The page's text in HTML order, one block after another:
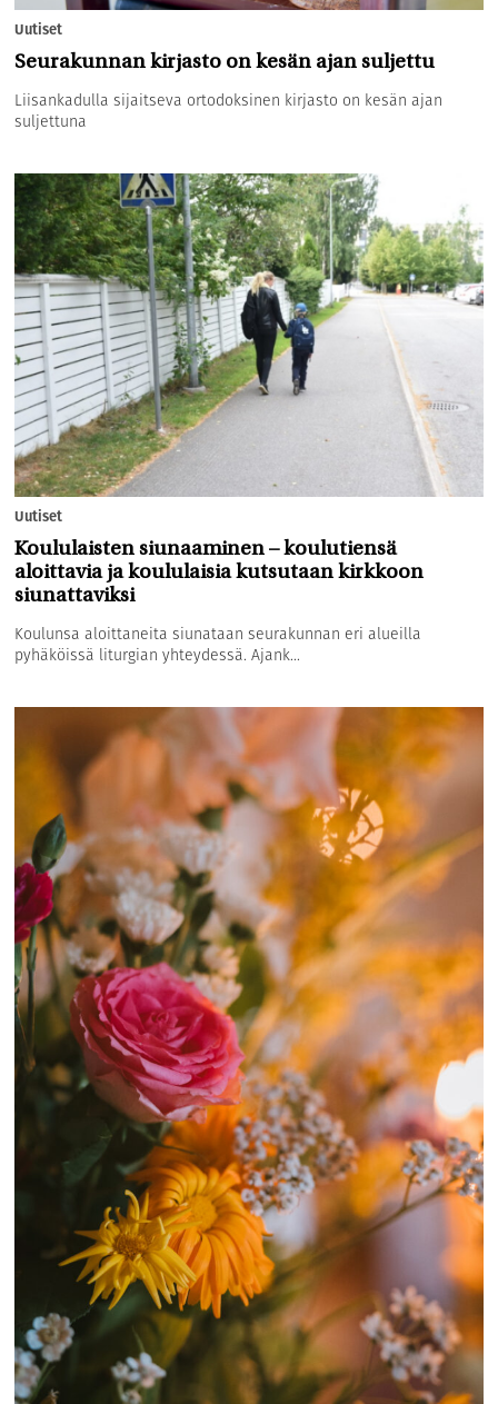
Uutiset
Seurakunnan kirjasto on kesän ajan suljettu
Liisankadulla sijaitseva ortodoksinen kirjasto on kesän ajan
suljettuna
Uutiset
Koululaisten siunaaminen – koulutiensä
aloittavia ja koululaisia kutsutaan kirkkoon
siunattaviksi
Koulunsa aloittaneita siunataan seurakunnan eri alueilla
pyhäköissä liturgian yhteydessä. Ajank...